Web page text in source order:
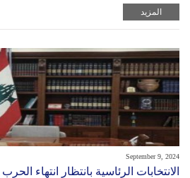
المزيد
September 9, 2024
الانتخابات الرئاسية بانتظار انتهاء